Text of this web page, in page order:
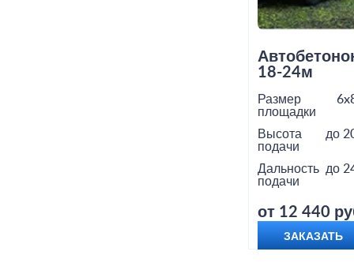
18-24м
Размер
площадки
Высота
подачи
до
Дальность
подачи
до
от 12 440
ЗАКАЗАТЬ